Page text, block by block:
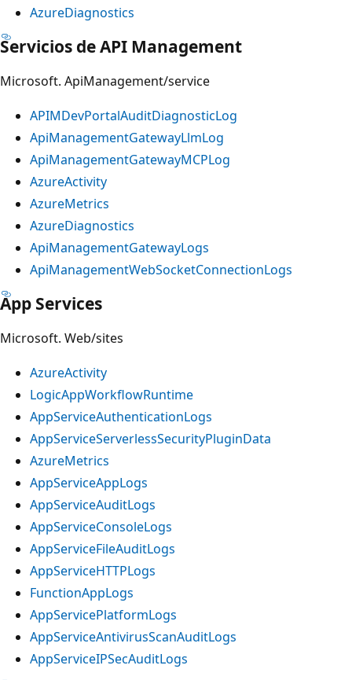
AzureDiagnostics
Servicios de API Management
Microsoft. ApiManagement/service
APIMDevPortalAuditDiagnosticLog
ApiManagementGatewayLlmLog
ApiManagementGatewayMCPLog
AzureActivity
AzureMetrics
AzureDiagnostics
ApiManagementGatewayLogs
ApiManagementWebSocketConnectionLogs
App Services
Microsoft. Web/sites
AzureActivity
LogicAppWorkflowRuntime
AppServiceAuthenticationLogs
AppServiceServerlessSecurityPluginData
AzureMetrics
AppServiceAppLogs
AppServiceAuditLogs
AppServiceConsoleLogs
AppServiceFileAuditLogs
AppServiceHTTPLogs
FunctionAppLogs
AppServicePlatformLogs
AppServiceAntivirusScanAuditLogs
AppServiceIPSecAuditLogs